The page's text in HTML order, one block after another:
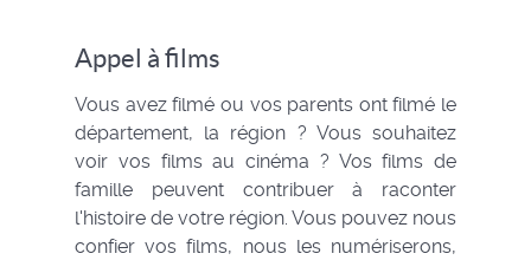
Appel à films
Vous avez filmé ou vos parents ont filmé le
département, la région ? Vous souhaitez
voir vos films au cinéma ? Vos films de
famille peuvent contribuer à raconter
l'histoire de votre région. Vous pouvez nous
confier vos films, nous les numériserons,